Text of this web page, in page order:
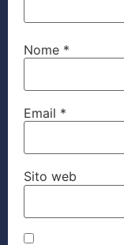
Nome *
Email *
Sito web